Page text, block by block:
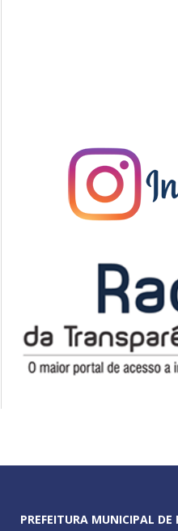
PREFEITURA MUNICIPAL DE